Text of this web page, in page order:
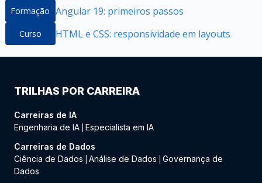
Formação Angular 19: primeiros passos
Curso HTML e CSS: responsividade em layouts
TRILHAS POR CARREIRA
Carreiras de IA
Engenharia de IA Especialista em IA
Carreiras de Dados
Ciência de Dados
Análise de Dados
Governança de
Dados